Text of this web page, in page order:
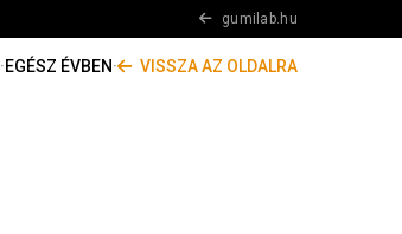
gumilab.hu
·EGÉSZ ÉVBEN· VISSZA AZ OLDALRA